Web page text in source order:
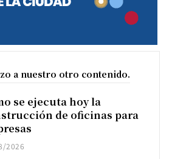
a nuestro otro contenido.
se ejecuta hoy la
de oficinas para
2026